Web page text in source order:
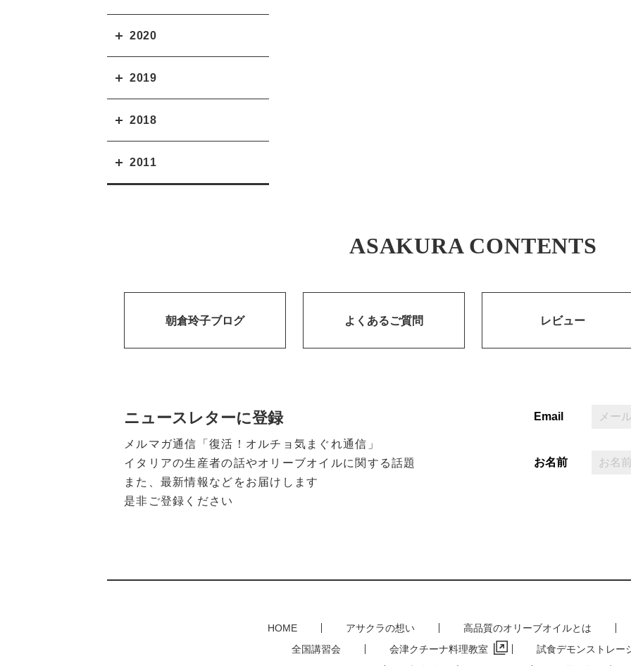
2020
2019
2018
2011
ASAKURA CONTENTS
朝倉玲子ブログ よくあるご質問 レビュー
ニュースレターに登録
メルマガ通信「復活！オルチョ気まぐれ通信」
イタリアの生産者の話やオリーブオイルに関する話題
また、最新情報などをお届けします
是非ご登録ください
Email
お名前
HOME アサクラの想い
高品質のオリーブオイルとは
全国講習会
会津クチーナ料理教室
試食デモンストレー